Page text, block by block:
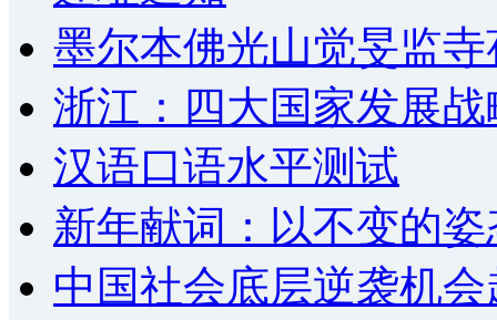
墨尔本佛光山觉旻监
浙江：四大国家发展
汉语口语水平测试
新年献词：以不变的
中国社会底层逆袭机